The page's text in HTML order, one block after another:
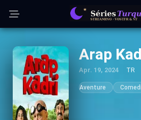
Arap
Apr. 19, 2024 TR
Aventure